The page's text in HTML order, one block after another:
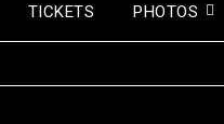
TICKETS PHOTOS